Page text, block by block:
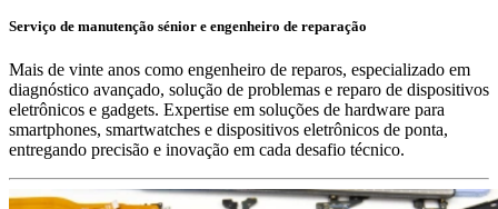
Serviço de manutenção sénior e engenheiro de reparação
Mais de vinte anos como engenheiro de reparos, especializado em
diagnóstico avançado, solução de problemas e reparo de dispositivos
eletrônicos e gadgets. Expertise em soluções de hardware para
smartphones, smartwatches e dispositivos eletrônicos de ponta,
entregando precisão e inovação em cada desafio técnico.